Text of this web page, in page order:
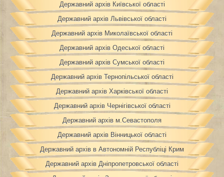
Державний архів Київської області
Державний архів Львівської області
Державний архів Миколаївської області
Державний архів Одеської області
Державний архів Сумської області
Державний архів Тернопільської області
Державний архів Харківської області
Державний архів Чернігівської області
Державний архів м.Севастополя
Державний архів Вінницької області
Державний архів в Автономній Республіці Крим
Державний архів Дніпропетровської області